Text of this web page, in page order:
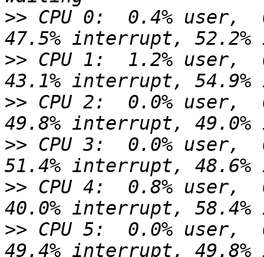
>> CPU 0:  0.4% user,
>> CPU 1:  1.2% user,
>> CPU 2:  0.0% user,
>> CPU 3:  0.0% user,
>> CPU 4:  0.8% user,
>> CPU 5:  0.0% user,